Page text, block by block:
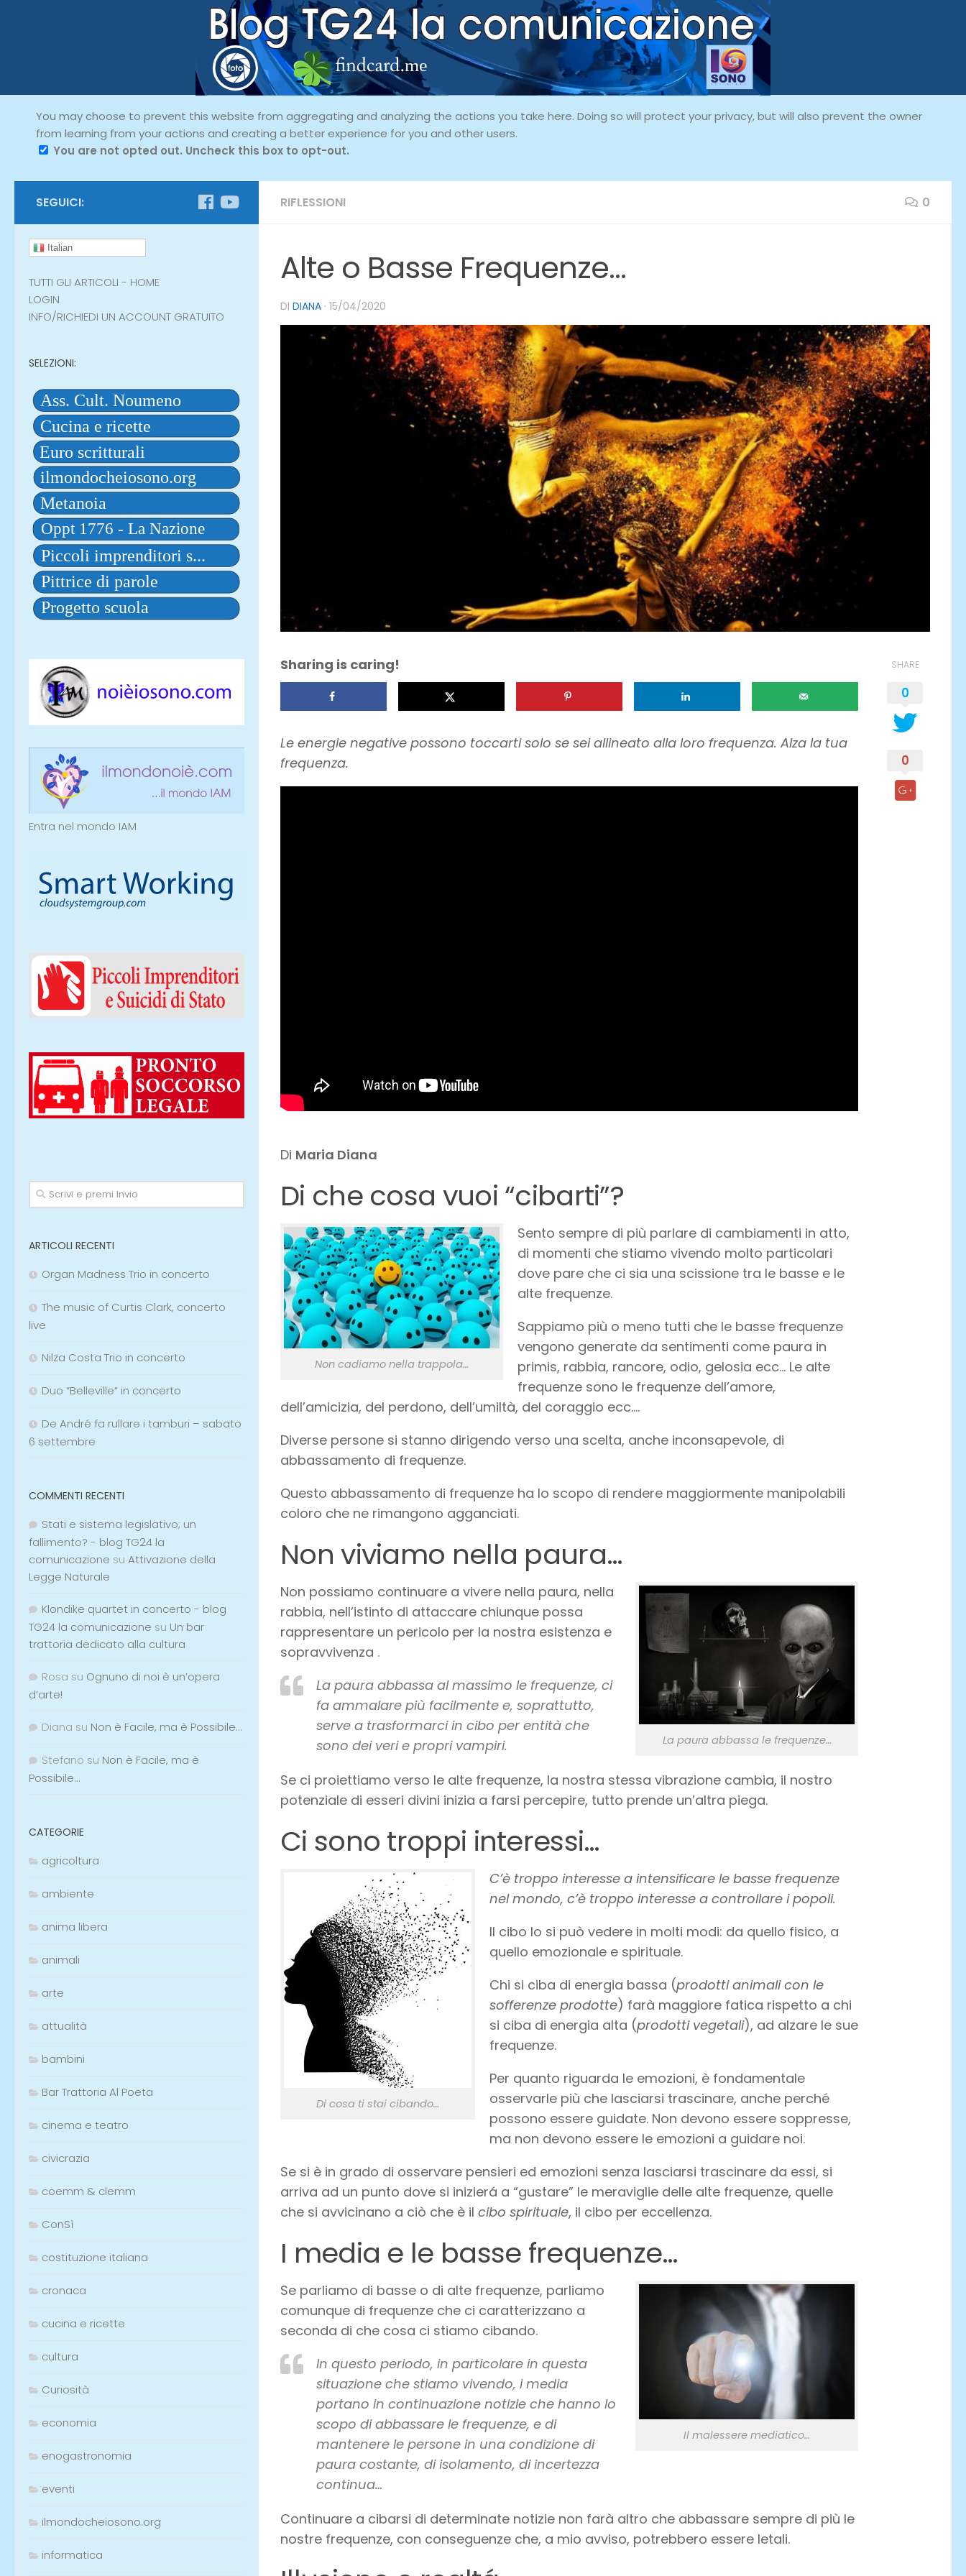
You may choose to prevent this website from aggregating and analyzing the actions you take here. Doing so will protect your privacy, but will also prevent the owner
from learning from your actions and creating a better experience for you and other users.
You are not opted out. Uncheck this box to opt-out.
RIFLESSIONI 0
Alte o Basse Frequenze…
DI DIANA · 15/04/2020
Sharing is caring!
Le energie negative possono toccarti solo se sei allineato alla loro frequenza. Alza la tua
frequenza.
Di Maria Diana
Di che cosa vuoi “cibarti”?
Non cadiamo nella trappola…
Sento sempre di più parlare di cambiamenti in atto,
di momenti che stiamo vivendo molto particolari
dove pare che ci sia una scissione tra le basse e le
alte frequenze.
Sappiamo più o meno tutti che le basse frequenze
vengono generate da sentimenti come paura in
primis, rabbia, rancore, odio, gelosia ecc… Le alte
frequenze sono le frequenze dell’amore,
dell’amicizia, del perdono, dell’umiltà, del coraggio ecc….
Diverse persone si stanno dirigendo verso una scelta, anche inconsapevole, di
abbassamento di frequenze.
Questo abbassamento di frequenze ha lo scopo di rendere maggiormente manipolabili
coloro che ne rimangono agganciati.
Non viviamo nella paura…
La paura abbassa le frequenze…
Non possiamo continuare a vivere nella paura, nella
rabbia, nell’istinto di attaccare chiunque possa
rappresentare un pericolo per la nostra esistenza e
sopravvivenza .
La paura abbassa al massimo le frequenze, ci
fa ammalare più facilmente e, soprattutto,
serve a trasformarci in cibo per entità che
sono dei veri e propri vampiri.
Se ci proiettiamo verso le alte frequenze, la nostra stessa vibrazione cambia, il nostro
potenziale di esseri divini inizia a farsi percepire, tutto prende un’altra piega.
Ci sono troppi interessi…
Di cosa ti stai cibando…
C’è troppo interesse a intensificare le basse frequenze
nel mondo, c’è troppo interesse a controllare i popoli.
Il cibo lo si può vedere in molti modi: da quello fisico, a
quello emozionale e spirituale.
Chi si ciba di energia bassa (prodotti animali con le
sofferenze prodotte) farà maggiore fatica rispetto a chi
si ciba di energia alta (prodotti vegetali), ad alzare le sue
frequenze.
Per quanto riguarda le emozioni, è fondamentale
osservarle più che lasciarsi trascinare, anche perché
possono essere guidate. Non devono essere soppresse,
ma non devono essere le emozioni a guidare noi.
Se si è in grado di osservare pensieri ed emozioni senza lasciarsi trascinare da essi, si
arriva ad un punto dove si inizierá a “gustare” le meraviglie delle alte frequenze, quelle
che si avvicinano a ciò che è il cibo spirituale, il cibo per eccellenza.
I media e le basse frequenze…
Il malessere mediatico…
Se parliamo di basse o di alte frequenze, parliamo
comunque di frequenze che ci caratterizzano a
seconda di che cosa ci stiamo cibando.
In questo periodo, in particolare in questa
situazione che stiamo vivendo, i media
portano in continuazione notizie che hanno lo
scopo di abbassare le frequenze, e di
mantenere le persone in una condizione di
paura costante, di isolamento, di incertezza
continua…
Continuare a cibarsi di determinate notizie non farà altro che abbassare sempre di più le
nostre frequenze, con conseguenze che, a mio avviso, potrebbero essere letali.
SHARE
0
0
SEGUICI:
Italian
TUTTI GLI ARTICOLI - HOME
LOGIN
INFO/RICHIEDI UN ACCOUNT GRATUITO
SELEZIONI:
Entra nel mondo IAM
ARTICOLI RECENTI
Organ Madness Trio in concerto
The music of Curtis Clark, concerto
live
Nilza Costa Trio in concerto
Duo “Belleville” in concerto
De André fa rullare i tamburi – sabato
6 settembre
COMMENTI RECENTI
Stati e sistema legislativo; un
fallimento? - blog TG24 la
comunicazione su Attivazione della
Legge Naturale
Klondike quartet in concerto - blog
TG24 la comunicazione su Un bar
trattoria dedicato alla cultura
Rosa su Ognuno di noi è un’opera
d’arte!
Diana su Non è Facile, ma è Possibile…
Stefano su Non è Facile, ma è
Possibile…
CATEGORIE
agricoltura
ambiente
anima libera
animali
arte
attualità
bambini
Bar Trattoria Al Poeta
cinema e teatro
civicrazia
coemm & clemm
ConSì
costituzione italiana
cronaca
cucina e ricette
cultura
Curiosità
economia
enogastronomia
eventi
ilmondocheiosono.org
informatica